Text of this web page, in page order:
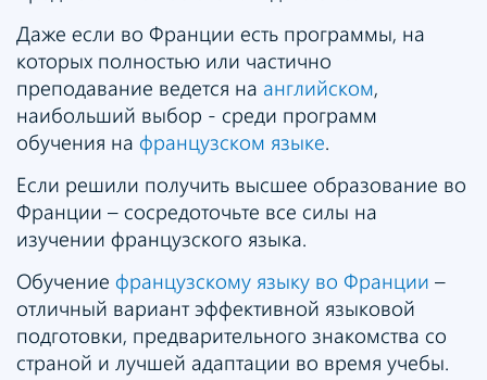
Даже если во Франции есть программы, на
которых полностью или частично
преподавание ведется на английском,
наибольший выбор - среди программ
обучения на французском языке.
Если решили получить высшее образование во
Франции – сосредоточьте все силы на
изучении французского языка.
Обучение французскому языку во Франции –
отличный вариант эффективной языковой
подготовки, предварительного знакомства со
страной и лучшей адаптации во время учебы.